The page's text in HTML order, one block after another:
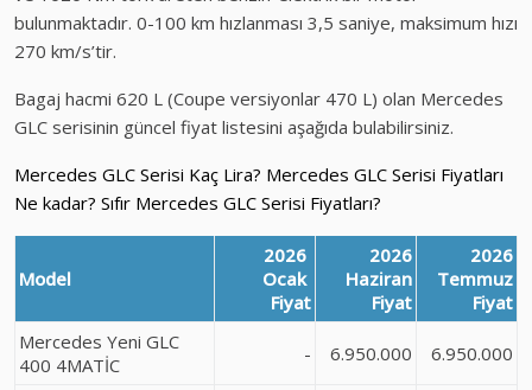
bulunmaktadır. 0-100 km hızlanması 3,5 saniye, maksimum hızı
270 km/s’tir.
Bagaj hacmi 620 L (Coupe versiyonlar 470 L) olan Mercedes
GLC serisinin güncel fiyat listesini aşağıda bulabilirsiniz.
Mercedes GLC Serisi Kaç Lira? Mercedes GLC Serisi Fiyatları
Ne kadar? Sıfır Mercedes GLC Serisi Fiyatları?
Model
2026
Ocak
Fiyat
2026
Haziran
Fiyat
2026
Temmuz
Fiyat
Mercedes Yeni GLC
400 4MATİC
- 6.950.000 6.950.000